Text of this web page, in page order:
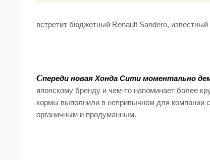
встретит бюджетный Renault Sandero,
Спереди новая Хонда Сити моментально
японскому бренду и чем-то напоминает более
кормы выполнили в непривычном для компании
органичным и продуманным.